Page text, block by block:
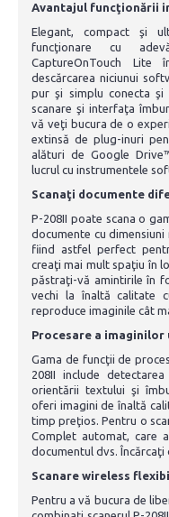
Avantajul funcţionării
Elegant, compact şi
funcţionare cu
CaptureOnTouch
descărcarea niciunui
pur şi simplu conecta şi
scanare şi interfaţa
vă veţi bucura de o
extinsă de plug-inuri
alături de Google
lucrul cu instrumentele
Scanaţi documente
P-208II poate scana o
documente cu
fiind astfel perfect
creaţi mai mult spaţiu în
păstraţi-vă amintirile în
vechi la înaltă calitate
reproduce imaginile cât
Procesare a
Gama de funcţii de
208II include
orientării textului şi
oferi imagini de înaltă
timp preţios. Pentru o
Complet automat, care
documentul dvs. Încărcaţi
Scanare wireless
Pentru a vă bucura de